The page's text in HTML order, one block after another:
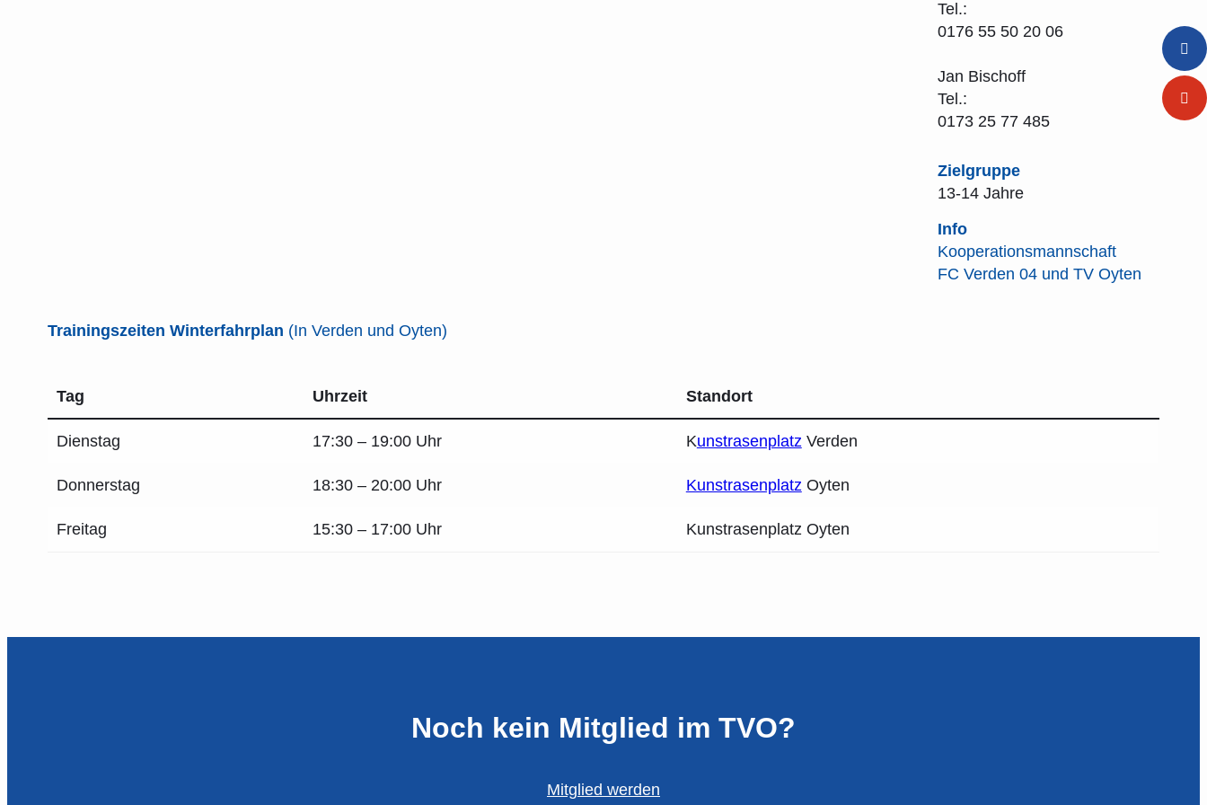
Tel.:
0176 55 50 20 06
Jan Bischoff
Tel.:
0173 25 77 485
Zielgruppe
13-14 Jahre
Info
Kooperationsmannschaft
FC Verden 04 und TV Oyten
Trainingszeiten Winterfahrplan (In Verden und Oyten)
Tag Uhrzeit Standort
Dienstag 17:30 – 19:00 Uhr KunstrasenplatzVerden
Donnerstag 18:30 – 20:00 Uhr KunstrasenplatzOyten
Freitag 15:30 – 17:00 Uhr Kunstrasenplatz Oyten
Noch kein Mitglied im TVO?
Mitglied werden